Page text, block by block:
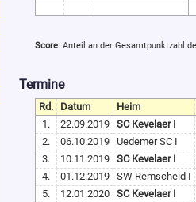
Score: Anteil an der Gesamtpunktzahl
Termine
Rd. Datum
Heim
1.
22.09.2019 SC Kevelaer I
2.
06.10.2019
Uedemer SC I
3.
10.11.2019 SC Kevelaer I
4.
01.12.2019 SW Remscheid I
5.
12.01.2020 SC Kevelaer I